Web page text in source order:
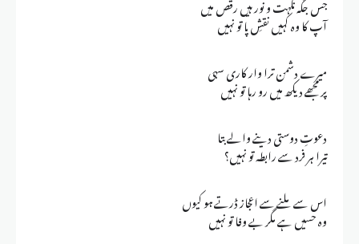
آپ کا وہ کہیں نقشِ پا تو نہیں
میرے دشمن ترا وار کاری سہی
پر مجھے دیکھ میں رو رہا تو نہیں
دعوتِ دوستی دینے والے بتا
تیرا ہر فرد سے رابطہ تو نہیں؟
اس سے ملنے سے اعجاز ڈرتے ہو کیوں
وہ حسیں ہے مگر بے وفا تو نہیں